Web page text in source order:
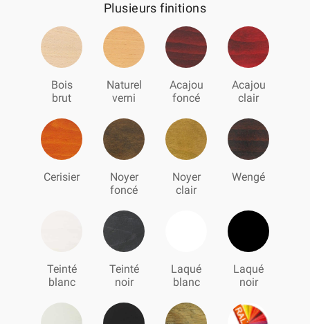
Plusieurs finitions
Bois
brut
Naturel
verni
Acajou
foncé
Acajou
clair
Cerisier
Noyer
foncé
Noyer
clair
Wengé
Teinté
blanc
Teinté
noir
Laqué
blanc
Laqué
noir